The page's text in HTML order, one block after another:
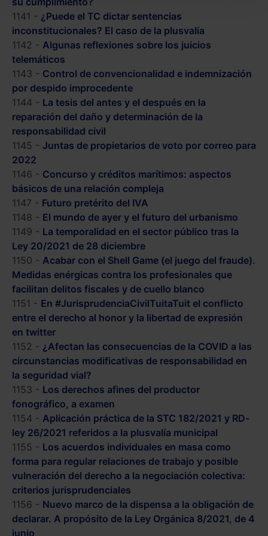
seleccionar solo aquellas que quieras permitir en tu
navegador. Si no seleccionas ninguna utilizaremos
las que sean indispensables para la navegación.
Saber más acerca de las cookies
1141 - ¿Puede el TC dictar sentencias
inconstitucionales? El caso de la plusvalía
1142 - Algunas reflexiones sobre los juicios
telemáticos
1143 - Control de convencionalidad e indemnización
por despido improcedente
1144 - La tesis del antes y el después en la
reparación del daño y determinación de la
responsabilidad civil
1145 - Juntas de propietarios de voto por correo para
2022
1146 - Concurso y créditos marítimos: aspectos
básicos de una relación compleja
1147 - Futuro pretérito del IVA
1148 - El mundo de ayer y el futuro del urbanismo
1149 - La temporalidad en el sector público tras la
Ley 20/2021 de 28 diciembre
1150 - Acabar con el Shell Game (el juego del fraude).
Medidas enérgicas contra los profesionales que
facilitan delitos fiscales y de cuello blanco
1151 - En #JurisprudenciaCivilTuitaTuit el conflicto
entre el derecho al honor y la libertad de expresión
en twitter
1152 - ¿Afectan las consecuencias de la COVID a las
circunstancias modificativas de responsabilidad en
la seguridad vial?
1153 - Los derechos afines del productor
fonográfico, a examen
1154 - Aplicación práctica de la STC 182/2021 y RD-
ley 26/2021 referidos a la plusvalía municipal
1155 - Los acuerdos individuales en masa como
forma para regular relaciones de trabajo y posible
vulneración del derecho a la negociación colectiva:
criterios jurisprudenciales
1156 - Nuevo marco de la dispensa a la obligación de
declarar. A propósito de la Ley Orgánica 8/2021, de 4
junio